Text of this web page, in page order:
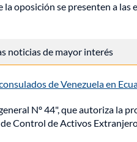
oposición se presenten a las
noticias de mayor interés
de Venezuela en
Nº 44", que autoriza la
Control de Activos